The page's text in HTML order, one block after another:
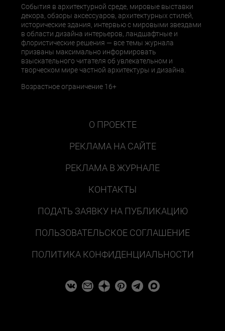
События в архитектурной среде, мировые выставки
декора, обзоры аксессуаров, архитектурных стилей,
исторические здания, интервью с мировыми звездами
в области дизайна интерьеров, ландшафтные и
флористические решения — все темы журнала
призваны максимально информировать
взыскательного читателя об увлекательном и
творческом мире частной архитектуры и дизайна.
Возрастное ограничение 16+
О ПРОЕКТЕ
РЕКЛАМА НА САЙТЕ
РЕКЛАМА В ЖУРНАЛЕ
КОНТАКТЫ
ПОДАТЬ ЗАЯВКУ НА ПУБЛИКАЦИЮ
ПОЛЬЗОВАТЕЛЬСКОЕ СОГЛАШЕНИЕ
ПОЛИТИКА КОНФИДЕНЦИАЛЬНОСТИ